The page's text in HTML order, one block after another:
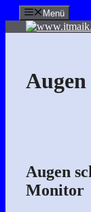
Zum
Inhalt
springen
Menü
Augen
Augen
Monitor